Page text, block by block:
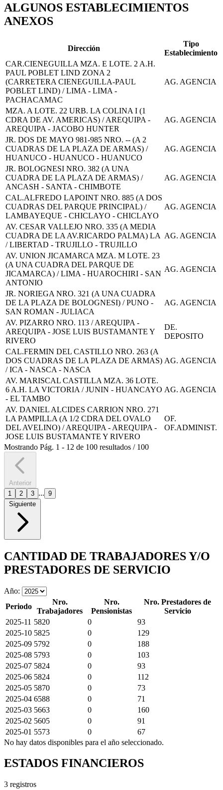
ALGUNOS ESTABLECIMIENTOS
ANEXOS
Dirección
Tipo
Establecimiento
CAR.CIENEGUILLA MZA. E LOTE. 2 A.H.
PAUL POBLET LIND ZONA 2
(CARRETERA CIENEGUILLA-PAUL
POBLET LIND) / LIMA - LIMA -
PACHACAMAC
AG. AGENCIA
MZA. A LOTE. 22 URB. LA COLINA I (1
CDRA DE AV. AMERICAS) / AREQUIPA -
AREQUIPA - JACOBO HUNTER
AG. AGENCIA
JR. DOS DE MAYO 981-985 NRO. -- (A 2
CUADRAS DE LA PLAZA DE ARMAS) /
HUANUCO - HUANUCO - HUANUCO
AG. AGENCIA
JR. BOLOGNESI NRO. 382 (A UNA
CUADRA DE LA PLAZA DE ARMAS) /
ANCASH - SANTA - CHIMBOTE
AG. AGENCIA
CAL.ALFREDO LAPOINT NRO. 885 (A DOS
CUADRAS DEL PARQUE PRINCIPAL) /
LAMBAYEQUE - CHICLAYO - CHICLAYO
AG. AGENCIA
AV. CESAR VALLEJO NRO. 335 (A MEDIA
CUADRA DE LA AV.RICARDO PALMA) LA
/ LIBERTAD - TRUJILLO - TRUJILLO
AG. AGENCIA
AV. UNION JICAMARCA MZA. M LOTE. 23
(A UNA CUADRA DEL PARQUE DE
JICAMARCA) / LIMA - HUAROCHIRI - SAN
ANTONIO
AG. AGENCIA
JR. NORIEGA NRO. 321 (A UNA CUADRA
DE LA PLAZA DE BOLOGNESI) / PUNO -
SAN ROMAN - JULIACA
AG. AGENCIA
AV. PIZARRO NRO. 113 / AREQUIPA -
AREQUIPA - JOSE LUIS BUSTAMANTE Y
RIVERO
DE.
DEPOSITO
CAL.FERMIN DEL CASTILLO NRO. 263 (A
DOS CUADRAS DE LA PLAZA DE ARMAS)
/ ICA - NASCA - NASCA
AG. AGENCIA
AV. MARISCAL CASTILLA MZA. 36 LOTE.
6 A.H. LA VICTORIA / JUNIN - HUANCAYO
- EL TAMBO
AG. AGENCIA
AV. DANIEL ALCIDES CARRION NRO. 271
LA PAMPILLA (A 1/2 CDRA DEL OVALO
DEL AVELINO) / AREQUIPA - AREQUIPA -
JOSE LUIS BUSTAMANTE Y RIVERO
OF.
OF.ADMINIST.
Mostrando Pág. 1 - 12 de 100 resultados / 100
Anterior
1
2 3 ... 9
Siguiente
CANTIDAD DE TRABAJADORES Y/O
PRESTADORES DE SERVICIO
Año:
Periodo
Nro.
Trabajadores
Nro.
Pensionistas
Nro. Prestadores de
Servicio
2025-11 5820 0
93
2025-10 5825 0
129
2025-09 5792 0
188
2025-08 5793 0
103
2025-07 5824 0
93
2025-06 5824 0
112
2025-05 5870 0
73
2025-04 6588 0
71
2025-03 5663 0
160
2025-02 5605 0
91
2025-01 5573 0
67
No hay datos disponibles para el año seleccionado.
ESTADOS FINANCIEROS
3 registros